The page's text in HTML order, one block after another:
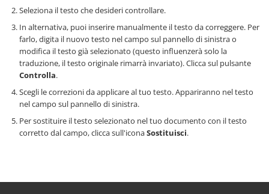
Seleziona il testo che desideri controllare.
In alternativa, puoi inserire manualmente il testo da correggere. Per
farlo, digita il nuovo testo nel campo sul pannello di sinistra o
modifica il testo già selezionato (questo influenzerà solo la
traduzione, il testo originale rimarrà invariato). Clicca sul pulsante
Controlla.
Scegli le correzioni da applicare al tuo testo. Appariranno nel testo
nel campo sul pannello di sinistra.
Per sostituire il testo selezionato nel tuo documento con il testo
corretto dal campo, clicca sull'iconaSostituisci.